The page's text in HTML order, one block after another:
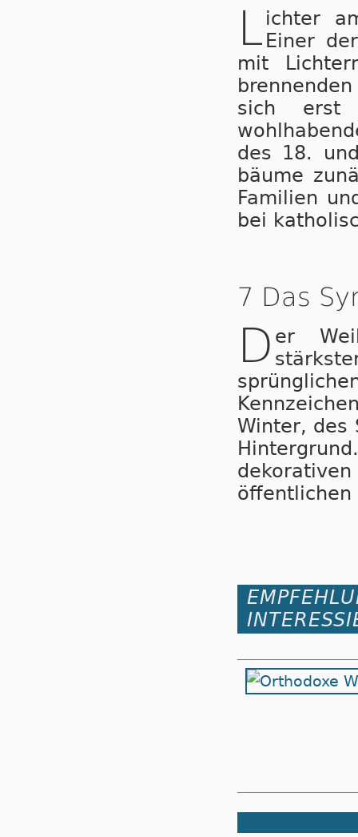
L ichter
Einer
mit
sich erst
des 18.
bäu­me
Familien
bei
7 Das
D er
Winter, des
öffentlichen